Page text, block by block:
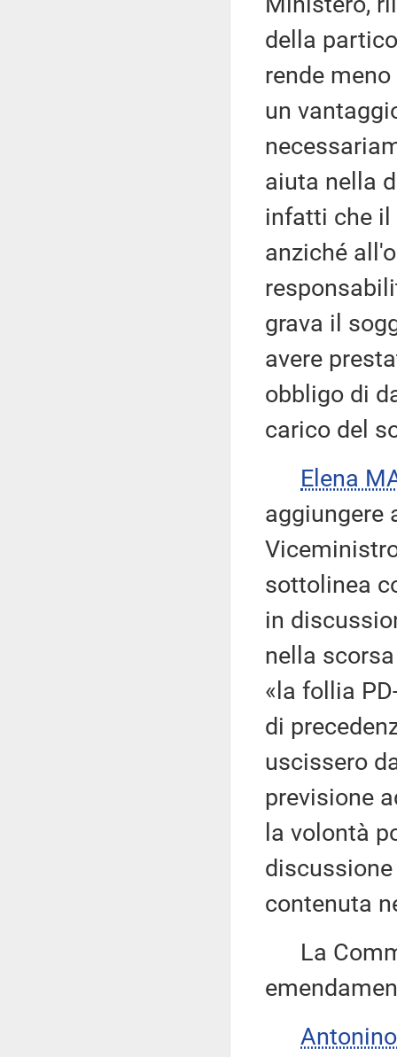
della
rende
un
aiuta nella
infatti che il
anziché
grava il
avere
obbligo di
carico del
Elena
aggiungere
sottolinea
in
nella
«la follia
di
uscissero
previsione
la volontà
contenuta
La